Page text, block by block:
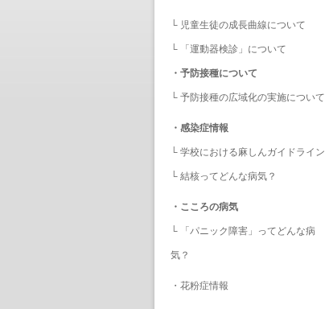
└ 児童生徒の成長曲線について
└ 「運動器検診」について
・ 予防接種について
└ 予防接種の広域化の実施について
・ 感染症情報
└ 学校における麻しんガイドライン
└ 結核ってどんな病気？
・ こころの病気
└ 「パニック障害」ってどんな病
気？
・ 花粉症情報